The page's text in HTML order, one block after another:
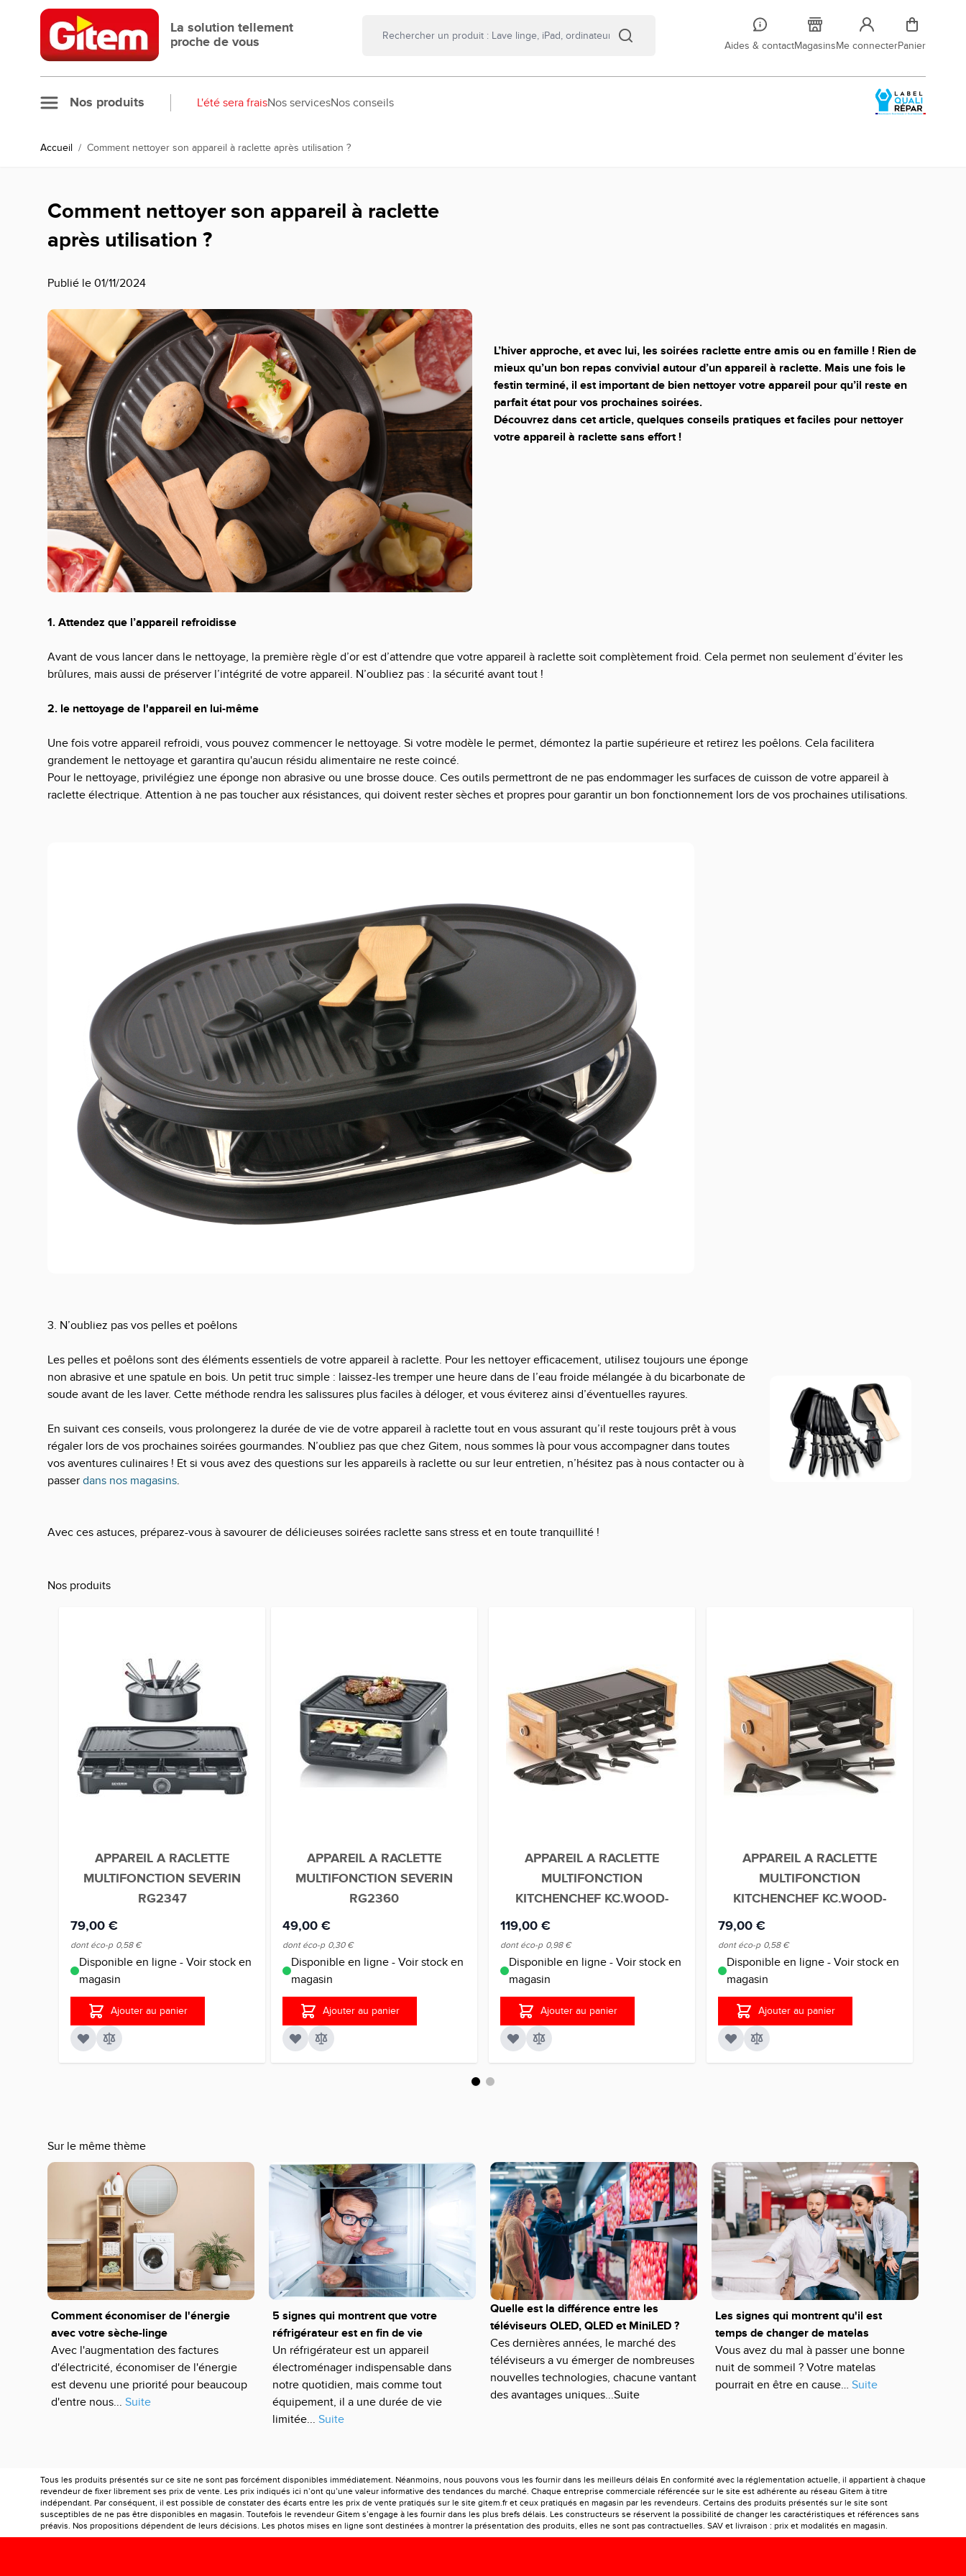
Allez au contenu
La solution tellement
proche de vous
Aides & contactMagasinsMe connecterPanier
Nos produits L'été sera fraisNos servicesNos conseils
Accueil / Comment nettoyer son appareil à raclette après utilisation ?
Comment nettoyer son appareil à raclette
après utilisation ?
Publié le 01/11/2024
L’hiver approche, et avec lui, les soirées raclette entre amis ou en famille ! Rien de
mieux qu’un bon repas convivial autour d’un appareil à raclette. Mais une fois le
festin terminé, il est important de bien nettoyer votre appareil pour qu’il reste en
parfait état pour vos prochaines soirées.
Découvrez dans cet article, quelques conseils pratiques et faciles pour nettoyer
votre appareil à raclette sans effort !
1. Attendez que l’appareil refroidisse
Avant de vous lancer dans le nettoyage, la première règle d’or est d’attendre que votre appareil à raclette soit complètement froid. Cela permet non seulement d’éviter les
brûlures, mais aussi de préserver l’intégrité de votre appareil. N’oubliez pas : la sécurité avant tout !
2. le nettoyage de l'appareil en lui-même
Une fois votre appareil refroidi, vous pouvez commencer le nettoyage. Si votre modèle le permet, démontez la partie supérieure et retirez les poêlons. Cela facilitera
grandement le nettoyage et garantira qu'aucun résidu alimentaire ne reste coincé.
Pour le nettoyage, privilégiez une éponge non abrasive ou une brosse douce. Ces outils permettront de ne pas endommager les surfaces de cuisson de votre appareil à
raclette électrique. Attention à ne pas toucher aux résistances, qui doivent rester sèches et propres pour garantir un bon fonctionnement lors de vos prochaines utilisations.
3. N’oubliez pas vos pelles et poêlons
Les pelles et poêlons sont des éléments essentiels de votre appareil à raclette. Pour les nettoyer efficacement, utilisez toujours une éponge
non abrasive et une spatule en bois. Un petit truc simple : laissez-les tremper une heure dans de l’eau froide mélangée à du bicarbonate de
soude avant de les laver. Cette méthode rendra les salissures plus faciles à déloger, et vous éviterez ainsi d’éventuelles rayures.
En suivant ces conseils, vous prolongerez la durée de vie de votre appareil à raclette tout en vous assurant qu’il reste toujours prêt à vous
régaler lors de vos prochaines soirées gourmandes. N’oubliez pas que chez Gitem, nous sommes là pour vous accompagner dans toutes
vos aventures culinaires ! Et si vous avez des questions sur les appareils à raclette ou sur leur entretien, n’hésitez pas à nous contacter ou à
passer dans nos magasins.
Avec ces astuces, préparez-vous à savourer de délicieuses soirées raclette sans stress et en toute tranquillité !
Nos produits
APPAREIL A RACLETTE
MULTIFONCTION SEVERIN
RG2347
79,00 €
dont éco-p 0,58 €
Disponible en ligne - Voir stock en
magasin
Ajouter au panier
APPAREIL A RACLETTE
MULTIFONCTION SEVERIN
RG2360
49,00 €
dont éco-p 0,30 €
Disponible en ligne - Voir stock en
magasin
Ajouter au panier
APPAREIL A RACLETTE
MULTIFONCTION
KITCHENCHEF KC.WOOD-
119,00 €
dont éco-p 0,98 €
Disponible en ligne - Voir stock en
magasin
Ajouter au panier
APPAREIL A RACLETTE
MULTIFONCTION
KITCHENCHEF KC.WOOD-
79,00 €
dont éco-p 0,58 €
Disponible en ligne - Voir stock en
magasin
Ajouter au panier
Sur le même thème
Comment économiser de l'énergie
avec votre sèche-linge
Avec l'augmentation des factures
d'électricité, économiser de l'énergie
est devenu une priorité pour beaucoup
d'entre nous... Suite
5 signes qui montrent que votre
réfrigérateur est en fin de vie
Un réfrigérateur est un appareil
électroménager indispensable dans
notre quotidien, mais comme tout
équipement, il a une durée de vie
limitée... Suite
Quelle est la différence entre les
téléviseurs OLED, QLED et MiniLED ?
Ces dernières années, le marché des
téléviseurs a vu émerger de nombreuses
nouvelles technologies, chacune vantant
des avantages uniques...Suite
Les signes qui montrent qu'il est
temps de changer de matelas
Vous avez du mal à passer une bonne
nuit de sommeil ? Votre matelas
pourrait en être en cause… Suite
Tous les produits présentés sur ce site ne sont pas forcément disponibles immédiatement. Néanmoins, nous pouvons vous les fournir dans les meilleurs délais En conformité avec la réglementation actuelle, il appartient à chaque
revendeur de fixer librement ses prix de vente. Les prix indiqués ici n’ont qu’une valeur informative des tendances du marché. Chaque entreprise commerciale référencée sur le site est adhérente au réseau Gitem à titre
indépendant. Par conséquent, il est possible de constater des écarts entre les prix de vente pratiqués sur le site gitem.fr et ceux pratiqués en magasin par les revendeurs. Certains des produits présentés sur le site sont
susceptibles de ne pas être disponibles en magasin. Toutefois le revendeur Gitem s’engage à les fournir dans les plus brefs délais. Les constructeurs se réservent la possibilité de changer les caractéristiques et références sans
préavis. Nos propositions dépendent de leurs décisions. Les photos mises en ligne sont destinées à montrer la présentation des produits, elles ne sont pas contractuelles. SAV et livraison : prix et modalités en magasin.